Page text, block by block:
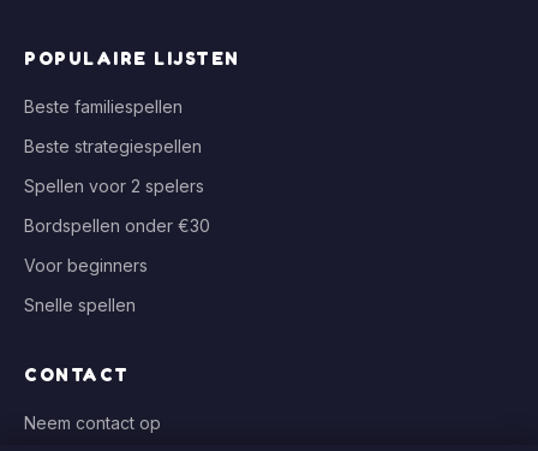
POPULAIRE LIJSTEN
Beste familiespellen
Beste strategiespellen
Spellen voor 2 spelers
Bordspellen onder €30
Voor beginners
Snelle spellen
CONTACT
Neem contact op